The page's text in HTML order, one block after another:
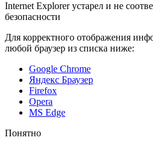
Internet Explorer устарел и не
безопасности
Для корректного отображения
любой браузер из списка ниже:
Google Chrome
Яндекс Браузер
Firefox
Opera
MS Edge
Понятно